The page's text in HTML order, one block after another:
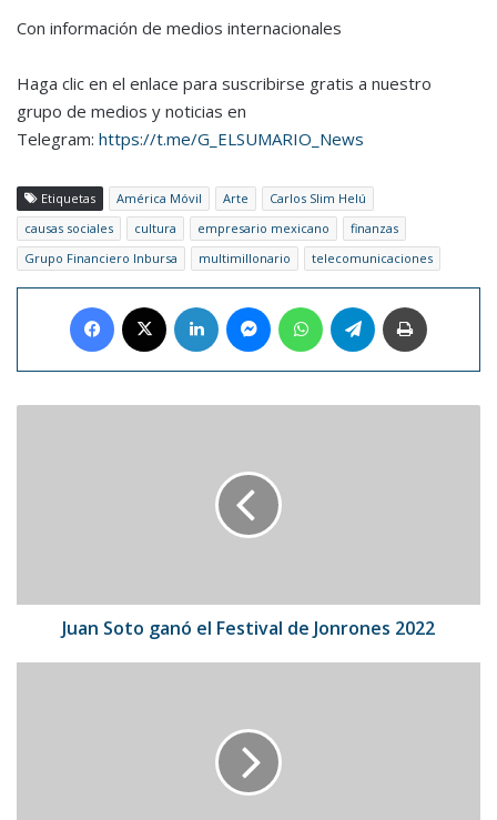
Con información de medios internacionales
Haga clic en el enlace para suscribirse gratis a nuestro
grupo de medios y noticias en
Telegram: https://t.me/G_ELSUMARIO_News
Etiquetas América Móvil Arte
Carlos Slim Helú
causas sociales
cultura empresario mexicano
finanzas
Grupo Financiero Inbursa
multimillonario telecomunicaciones
Facebook LinkedIn MessengerWhatsAppTelegram
Juan Soto ganó el Festival de Jonrones 2022